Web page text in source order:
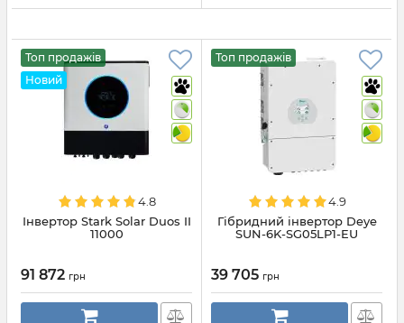
Топ продажів
Новий
4.8
Інвертор Stark Solar Duos II
11000
91 872 грн
Топ продажів
4.9
Гібридний інвертор Deye
SUN-6K-SG05LP1-EU
39 705 грн